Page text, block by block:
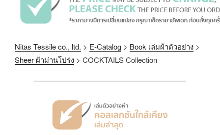
Nitas Tessile co., ltd. > E-Catalog > Book เล่มผ้าตัวอย่าง >
Sheer ผ้าม่านโปร่ง > COCKTAILS Collection